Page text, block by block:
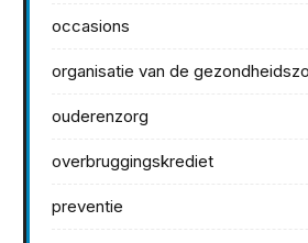
occasions
organisatie van de
ouderenzorg
overbruggingskrediet
preventie